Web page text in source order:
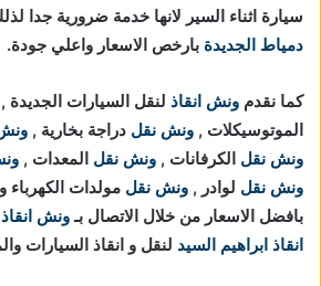
سيارة اثناء السير لانها خدمة ضرورية جدا
دمياط الجديدة بارخص الاسعار واعلي جودة.
كما نقدم ونش انقاذ لنقل السيارات الجديدة ,
الموتوسيكلات , ونش نقل دراجة بخارية ,
ونش نقل الكرفانات , ونش نقل المعدات ,
ونش نقل لوادر , ونش نقل مولدات الكهرباء
بافضل الاسعار من خلال الاتصال بـونش انقاذ
انقاذ ابراهيم السيد لنقل و انقاذ السيارات